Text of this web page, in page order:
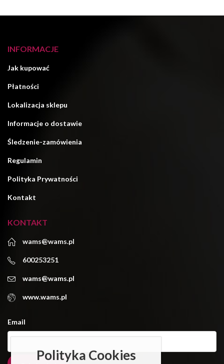
INFORMACJE
Jak kupować
Płatności
Lokalizacja sklepu
Informacje o dostawie
Śledzenie-zamówienia
Regulamin
Polityka Prywatności
Kontakt
KONTAKT
wams@wams.pl
600253251
wams@wams.pl
www.wams.pl
Email
Polityka Cookies